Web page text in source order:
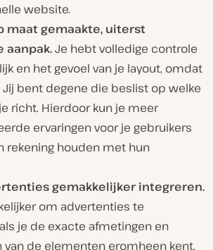
website.
maat gemaakte, uiterst
aanpak.Je hebt volledige controle
en het gevoel van je layout, omdat
Jij bent degene die beslist op welke
richt. Hierdoor kun je meer
ervaringen voor je gebruikers
rekening houden met hun
gemakkelijker integreren.
om advertenties te
je de exacte afmetingen en
van de elementen eromheen kent.